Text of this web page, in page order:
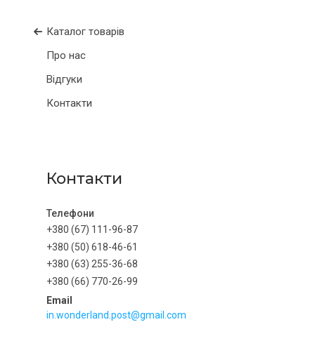
Каталог товарів
Про нас
Відгуки
Контакти
Контакти
+380 (67) 111-96-87
+380 (50) 618-46-61
+380 (63) 255-36-68
+380 (66) 770-26-99
in.wonderland.post@gmail.com